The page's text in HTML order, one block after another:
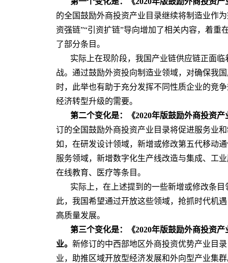
的全国鼓励外商投资产业目录继续将制造业作
资强链”“引资扩链”导向增加了相关内容，着
了部分条目。
实际上在现阶段，我国产业链供应链正面
战。通过鼓励外资投向制造业领域，对确保我
时，此举也有助于充分发挥不同性质企业的竞
经济转型升级的需要。
第二个变化是：《2020年版鼓励外商投资
订的全国鼓励外商投资产业目录将促进服务业
如，在研发设计领域，新增或修改第五代移动
服务领域，新增数字化生产线改造与集成、工
在线教育、医疗等条目。
实际上，在上述提到的一些新增或修改条
此，我国希望通过开放这些领域，抢抓时代机
高质量发展。
第三个变化是：《2020年版鼓励外商投资
业。 新修订的中西部地区外商投资优势产业目
业，助推区域开放型经济发展和外向型产业集